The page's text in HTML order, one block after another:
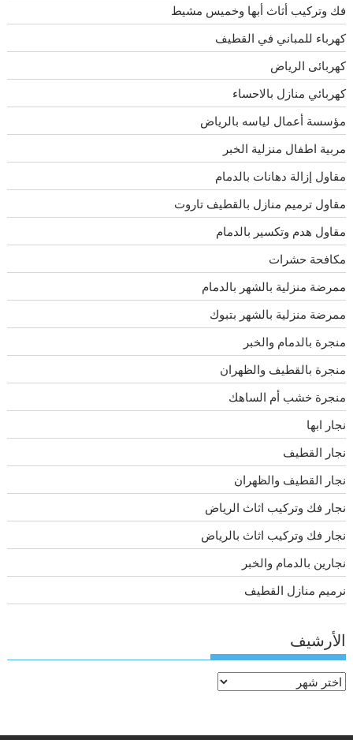
فك وتركيب أثاث أبها وخميس مشيط
كهرباء للمباني في القطيف
كهربائى الرياض
كهربائي منازل بالاحساء
مؤسسة أعمال لياسه بالرياض
مربية اطفال منزلية الخبر
مقاول إزالة دهانات بالدمام
مقاول ترميم منازل بالقطيف تاروت
مقاول هدم وتكسير بالدمام
مكافحة حشرات
ممرضة منزلية بالشهر بالدمام
ممرضة منزلية بالشهر بتبوك
منجرة بالدمام والخبر
منجرة بالقطيف والظهران
منجرة خشب أم الساهك
نجار ابها
نجار القطيف
نجار القطيف والظهران
نجار فك وتركيب اثاث الرياض
نجار فك وتركيب اثاث بالرياض
نجارين بالدمام والخبر
نرميم منازل القطيف
الأرشيف
الأرشيف